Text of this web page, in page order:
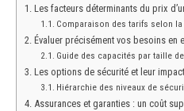
Les facteurs déterminants du prix
Comparaison des tarifs selon
Évaluer précisément vos besoins en
Guide des capacités par taille
Les options de sécurité et leur
Hiérarchie des niveaux de
Assurances et garanties : un coût